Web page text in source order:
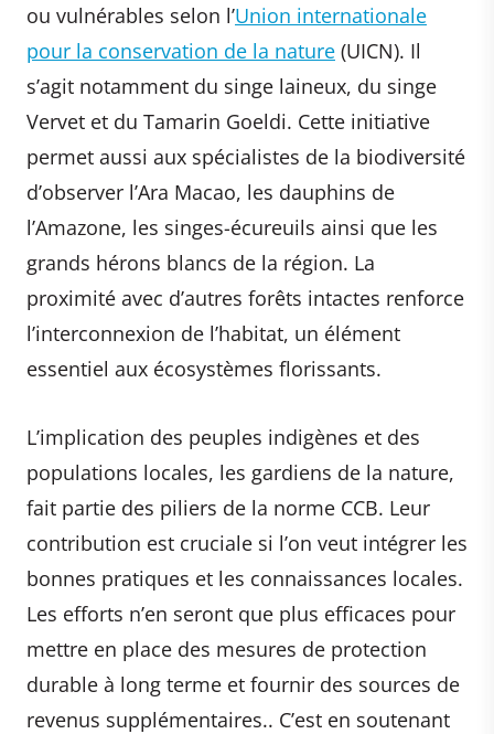
ou vulnérables selon l’Union internationale
pour la conservation de la nature (UICN). Il
s’agit notamment du singe laineux, du singe
Vervet et du Tamarin Goeldi. Cette initiative
permet aussi aux spécialistes de la biodiversité
d’observer l’Ara Macao, les dauphins de
l’Amazone, les singes-écureuils ainsi que les
grands hérons blancs de la région. La
proximité avec d’autres forêts intactes renforce
l’interconnexion de l’habitat, un élément
essentiel aux écosystèmes florissants.
L’implication des peuples indigènes et des
populations locales, les gardiens de la nature,
fait partie des piliers de la norme CCB. Leur
contribution est cruciale si l’on veut intégrer les
bonnes pratiques et les connaissances locales.
Les efforts n’en seront que plus efficaces pour
mettre en place des mesures de protection
durable à long terme et fournir des sources de
revenus supplémentaires.. C’est en soutenant